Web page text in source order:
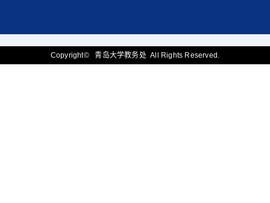
Copyright© 青岛大学教务处 All Rights Reserved.